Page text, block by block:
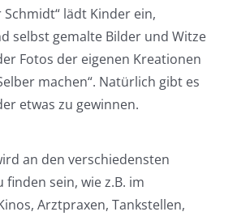
lädt Kinder ein,
selbst gemalte Bilder und Witze
Fotos der eigenen Kreationen
machen“. Natürlich gibt es
etwas zu gewinnen.
an den verschiedensten
finden sein, wie z.B. im
Arztpraxen, Tankstellen,